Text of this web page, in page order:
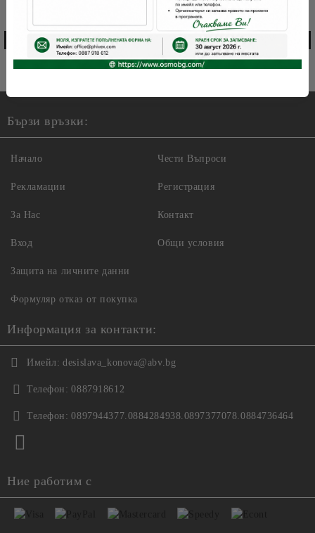
Бързи връзки:
Начало
Рекламации
За Нас
Вход
Чести Въпроси
Регистрация
Контакт
Общи условия
Защита на личните данни
Формуляр отказ от покупка
Информация за контакти:
Имейл: desislava_konova@abv.bg
Телефон: 0887918612
Телефон: 0897944377.0884284938.0897377078.0884736464
Ние работим с